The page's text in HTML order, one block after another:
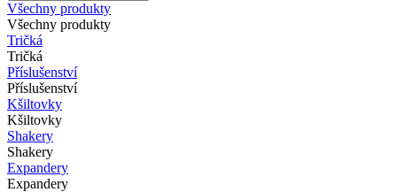
Všechny produkty
Všechny produkty
Tričká
Tričká
Příslušenství
Příslušenství
Kšiltovky
Kšiltovky
Shakery
Shakery
Expandery
Expandery